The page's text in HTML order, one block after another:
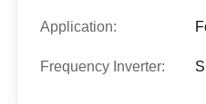
Application:
Frequency Inverter: